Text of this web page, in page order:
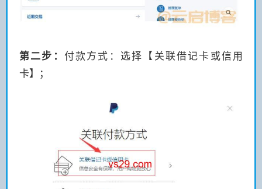
第二步： 付款方式：选择【关联借记卡或信用
卡】；